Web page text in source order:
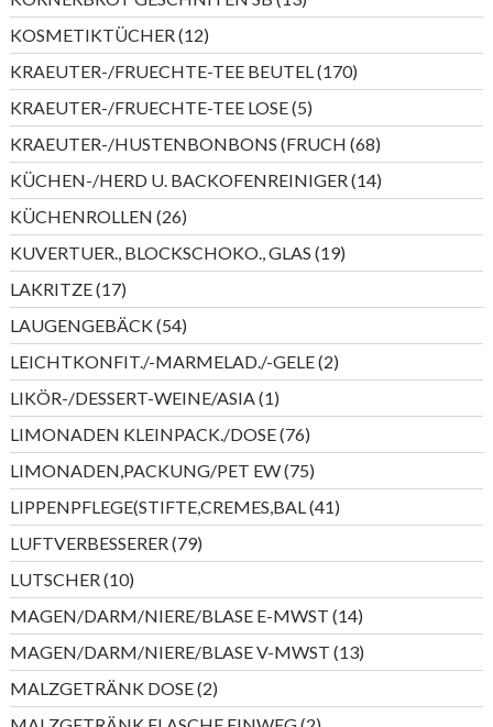
Produkte
KOSMETIKTÜCHER 1212
Produkte
KRAEUTER-/FRUECHTE-TEE BEUTEL 170170
Produkte
KRAEUTER-/FRUECHTE-TEE LOSE 55
Produkte
KRAEUTER-/HUSTENBONBONS (FRUCH 6868
Produkte
KÜCHEN-/HERD U. BACKOFENREINIGER 1414
Produkte
KÜCHENROLLEN 2626
Produkte
KUVERTUER., BLOCKSCHOKO., GLAS 1919
Produkte
LAKRITZE 1717
Produkte
LAUGENGEBÄCK 5454
Produkte
LEICHTKONFIT./-MARMELAD./-GELE 22
Produkte
LIKÖR-/DESSERT-WEINE/ASIA 11
Produkt
LIMONADEN KLEINPACK./DOSE 7676
Produkte
LIMONADEN,PACKUNG/PET EW 7575
Produkte
LIPPENPFLEGE(STIFTE,CREMES,BAL 4141
Produkte
LUFTVERBESSERER 7979
Produkte
LUTSCHER 1010
Produkte
MAGEN/DARM/NIERE/BLASE E-MWST 1414
Produkte
MAGEN/DARM/NIERE/BLASE V-MWST 1313
Produkte
MALZGETRÄNK DOSE 22
Produkte